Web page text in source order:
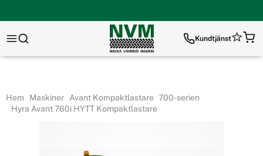
Kundtjänst
Hem Maskiner Avant Kompaktlastare 700-serien
Hyra Avant 760i HYTT Kompaktlastare